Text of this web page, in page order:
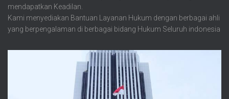
mendapatkan Keadilan.
Kami menyediakan Bantuan Layanan Hukum dengan berbagai ahli
yang berpengalaman di berbagai bidang Hukum Seluruh indonesia